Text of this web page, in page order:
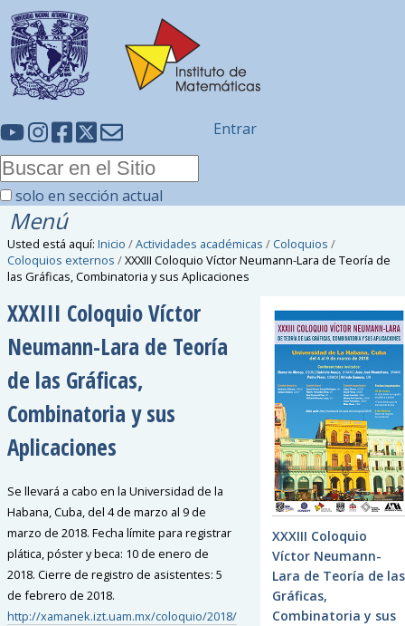
solo en sección actual
Entrar
Menú
Usted está aquí: Inicio /Actividades académicas / Coloquios /
Coloquios externos /XXXIII Coloquio Víctor Neumann-Lara de Teoría de
las Gráficas, Combinatoria y sus Aplicaciones
XXXIII Coloquio Víctor
Neumann-Lara de Teoría
de las Gráficas,
Combinatoria y sus
Aplicaciones
Se llevará a cabo en la Universidad de la
Habana, Cuba, del 4 de marzo al 9 de
marzo de 2018. Fecha límite para registrar
plática, póster y beca: 10 de enero de
2018. Cierre de registro de asistentes: 5
de febrero de 2018.
http://xamanek.izt.uam.mx/coloquio/2018/
XXXIII Coloquio
Víctor Neumann-
Lara de Teoría de las
Gráficas,
Combinatoria y sus